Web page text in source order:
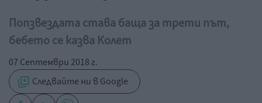
Попзвездата става баща за трети път,
бебето се казва Колет
07 Септември 2018 г.
Следвайте ни в Google